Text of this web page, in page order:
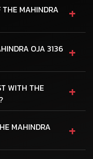
THE MAHINDRA
+
OJA 3136 +
WITH THE
+
MAHINDRA
+